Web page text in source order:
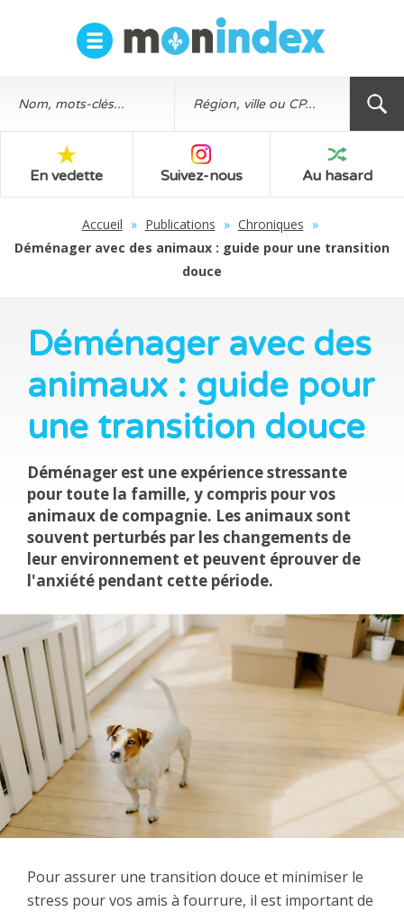
En vedette Suivez-nous Au hasard
Accueil » Publications » Chroniques »
Déménager avec des animaux : guide pour une transition
douce
Déménager avec des
animaux : guide pour
une transition douce
Déménager est une expérience stressante
pour toute la famille, y compris pour vos
animaux de compagnie. Les animaux sont
souvent perturbés par les changements de
leur environnement et peuvent éprouver de
l'anxiété pendant cette période.
Pour assurer une transition douce et minimiser le
stress pour vos amis à fourrure, il est important de